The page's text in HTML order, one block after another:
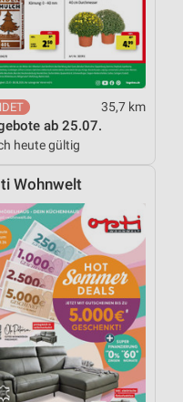
35,7 km
ab 25.07.
heute gültig
Wohnwelt